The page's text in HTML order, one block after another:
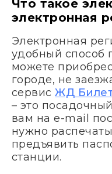
Что такое
электронная
Электронная
удобный способ
можете
городе, не
сервисЖД
– это
вам на e-mail
нужно
предъявить
станции.